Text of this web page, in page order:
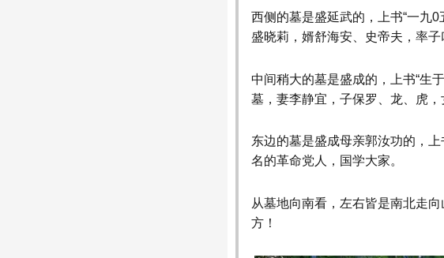
西侧的墓是盛延武的，上书“一九
盛晓莉，婿舒海安、史帝夫，率子
中间稍大的墓是盛成的，上书“生
墓，妻李静宜，子保罗、龙、虎，
东边的墓是盛成母亲郭汝功的，
名的革命党人，国学大家。
从墓地向南看，左右皆是南北走
方！